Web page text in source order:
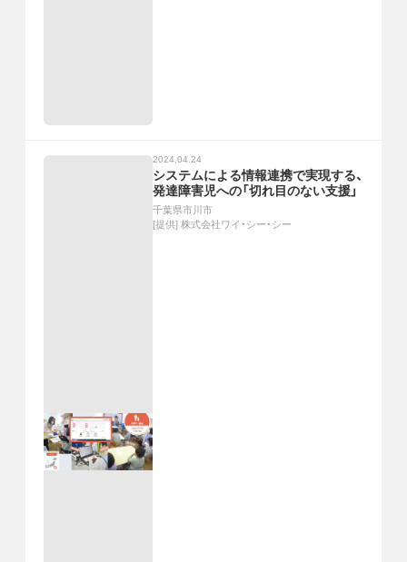
2024.04.24
システムによる情報連携で実現する、
発達障害児への「切れ目のない支援」
千葉県市川市
[提供] 株式会社ワイ・シー・シー